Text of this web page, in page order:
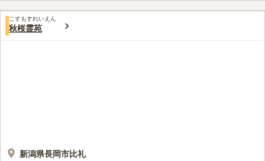
口コミ評価
この霊園はまだ誰からも評価されていません。
こすもすれいえん
秋桜霊苑
新潟県長岡市比礼